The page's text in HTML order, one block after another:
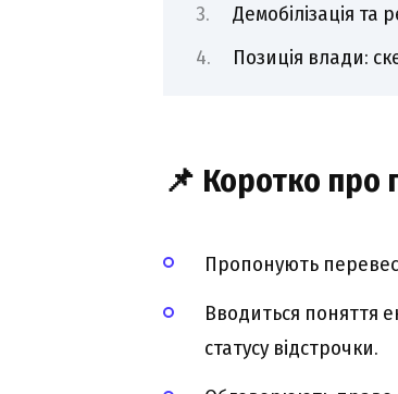
Демобілізація та
Позиція влади:
📌 Коротко про
Пропонують
Вводиться поняття
статусу відстрочки.